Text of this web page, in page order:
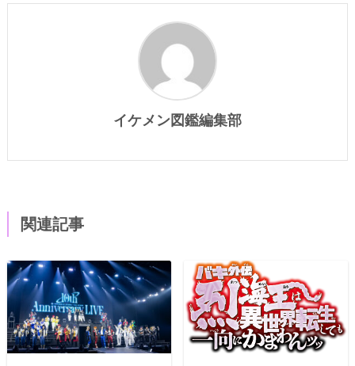
イケメン図鑑編集部
関連記事